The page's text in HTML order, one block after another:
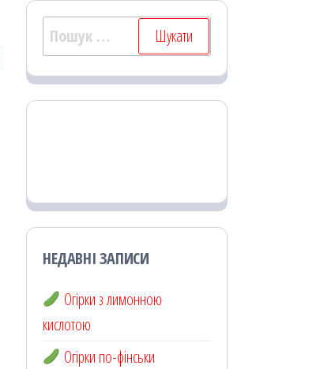
Пошук:
НЕДАВНІ ЗАПИСИ
Огірки з лимонною
кислотою
Огірки по-фінськи